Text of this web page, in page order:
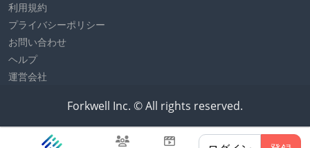
利用規約
プライバシーポリシー
お問い合わせ
ヘルプ
運営会社
Forkwell Inc. © All rights reserved.